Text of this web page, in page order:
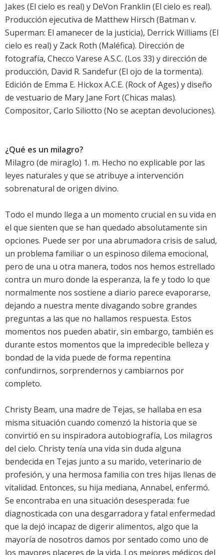
Jakes (El cielo es real) y DeVon Franklin (El cielo es real).
Producción ejecutiva de Matthew Hirsch (Batman v.
Superman: El amanecer de la justicia), Derrick Williams (El
cielo es real) y Zack Roth (Maléfica). Dirección de
fotografía, Checco Varese A.S.C. (Los 33) y dirección de
producción, David R. Sandefur (El ojo de la tormenta).
Edición de Emma E. Hickox A.C.E. (Rock of Ages) y diseño
de vestuario de Mary Jane Fort (Chicas malas).
Compositor, Carlo Siliotto (No se aceptan devoluciones).
¿Qué es un milagro?
Milagro (de miraglo) 1. m. Hecho no explicable por las
leyes naturales y que se atribuye a intervención
sobrenatural de origen divino.
Todo el mundo llega a un momento crucial en su vida en
el que sienten que se han quedado absolutamente sin
opciones. Puede ser por una abrumadora crisis de salud,
un problema familiar o un espinoso dilema emocional,
pero de una u otra manera, todos nos hemos estrellado
contra un muro donde la esperanza, la fe y todo lo que
normalmente nos sostiene a diario parece evaporarse,
dejando a nuestra mente divagando sobre grandes
preguntas a las que no hallamos respuesta. Estos
momentos nos pueden abatir, sin embargo, también es
durante estos momentos que la impredecible belleza y
bondad de la vida puede de forma repentina
confundirnos, sorprendernos y cambiarnos por
completo.
Christy Beam, una madre de Tejas, se hallaba en esa
misma situación cuando comenzó la historia que se
convirtió en su inspiradora autobiografía, Los milagros
del cielo. Christy tenía una vida sin duda alguna
bendecida en Tejas junto a su marido, veterinario de
profesión, y una hermosa familia con tres hijas llenas de
vitalidad. Entonces, su hija mediana, Annabel, enfermó.
Se encontraba en una situación desesperada: fue
diagnosticada con una desgarradora y fatal enfermedad
que la dejó incapaz de digerir alimentos, algo que la
mayoría de nosotros damos por sentado como uno de
los mayores placeres de la vida. Los mejores médicos del